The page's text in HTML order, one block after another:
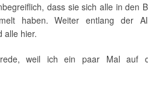
dass sie sich alle in den
haben. Weiter entlang der
alle hier.
weil ich ein paar Mal auf